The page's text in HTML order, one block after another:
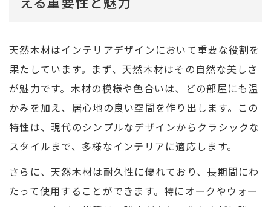
天然木材はインテリアデザインにおいて重要な役割を
果たしています。まず、天然木材はその自然な美しさ
が魅力です。木材の模様や色合いは、どの部屋にも温
かみを加え、居心地の良い空間を作り出します。この
特性は、現代のシンプルなデザインからクラシックな
スタイルまで、多様なインテリアに適応します。
さらに、天然木材は耐久性に優れており、長期間にわ
たって使用することができます。特にオークやウォー